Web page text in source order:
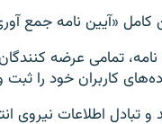
کامل «آیین نامه جمع
تمامی عرضه
کاربران خود را
تبادل اطلاعات نیروی